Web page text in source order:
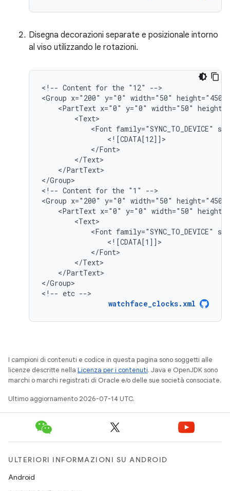
Disegna decorazioni separate e posizionale intorno
al viso utilizzando le rotazioni.
<!-- Content for the "12"
-->
<Group x="200" y="0" width="50"
<PartText x="0" y="0" width="50"
<Font family="SYNC_TO_DEVICE"
</PartText>
</Group>
<!-- Content for the "1"
-->
<Group x="200" y="0" width="50" height="450"
<PartText x="0" y="0" width="50"
<Font family="SYNC_TO_DEVICE"
</PartText>
</Group>
<!-- etc -->
watchface_clocks.xml
I campioni di contenuti e codice in questa pagina sono soggetti alle
licenze descritte nella Licenza per i contenuti. Java e OpenJDK sono
marchi o marchi registrati di Oracle e/o delle sue società consociate.
Ultimo aggiornamento 2026-07-14 UTC.
ULTERIORI INFORMAZIONI SU ANDROID
Android